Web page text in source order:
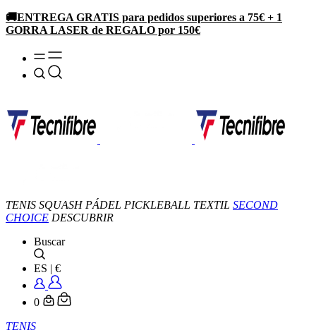
🚚ENTREGA GRATIS para pedidos superiores a 75€ + 1
GORRA LASER de REGALO por 150€
TENIS SQUASH PÁDEL PICKLEBALL TEXTIL SECOND
CHOICE DESCUBRIR
Buscar
ES | €
0
TENIS